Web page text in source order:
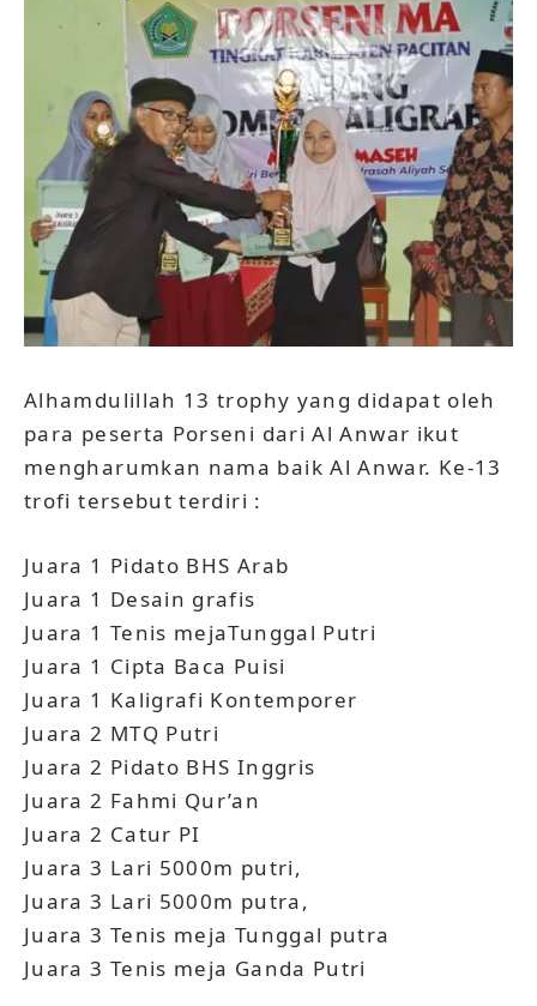
Alhamdulillah 13 trophy yang didapat oleh
para peserta Porseni dari Al Anwar ikut
mengharumkan nama baik Al Anwar. Ke-13
trofi tersebut terdiri :
Juara 1 Pidato BHS Arab
Juara 1 Desain grafis
Juara 1 Tenis mejaTunggal Putri
Juara 1 Cipta Baca Puisi
Juara 1 Kaligrafi Kontemporer
Juara 2 MTQ Putri
Juara 2 Pidato BHS Inggris
Juara 2 Fahmi Qur’an
Juara 2 Catur PI
Juara 3 Lari 5000m putri,
Juara 3 Lari 5000m putra,
Juara 3 Tenis meja Tunggal putra
Juara 3 Tenis meja Ganda Putri